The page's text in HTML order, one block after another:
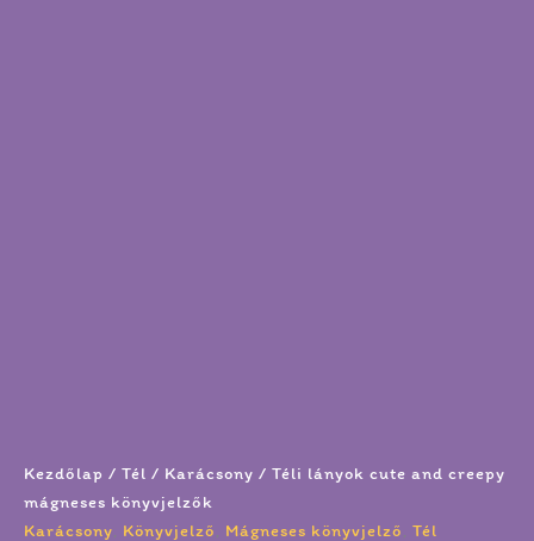
Kezdőlap / Tél / Karácsony / Téli lányok cute and creepy
mágneses könyvjelzők
Karácsony, Könyvjelző, Mágneses könyvjelző, Tél